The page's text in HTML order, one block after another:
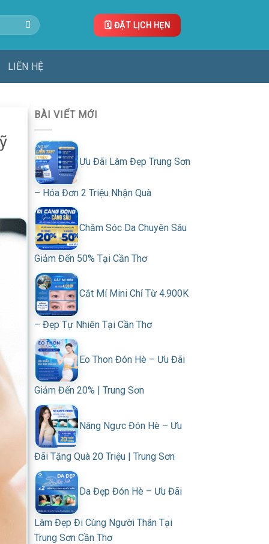
🗓️ ĐẶT LỊCH HẸN
LIÊN HỆ
BÀI VIẾT MỚI
Ưu Đãi Làm Đẹp Trung Sơn
– Hóa Đơn 2 Triệu Nhận Quà
Chăm Sóc Da Chuyên Sâu
Giảm Đến 50% Tại Cần Thơ
Cắt Mí Mini Chỉ Từ 4.900K
– Đẹp Tự Nhiên Tại Cần Thơ
Eo Thon Đón Hè – Ưu Đãi
Giảm Đến 20% | Trung Sơn
Nâng Ngực Đón Hè – Ưu
Đãi Tặng Quà 20 Triệu | Trung Sơn
Da Đẹp Đón Hè – Ưu Đãi
Làm Đẹp Đi Cùng Người Thân Tại
Trung Sơn Cần Thơ